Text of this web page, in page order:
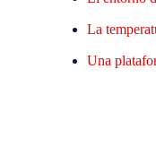
La
Una